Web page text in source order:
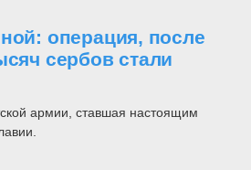
операция, после
сербов стали
армии, ставшая настоящим